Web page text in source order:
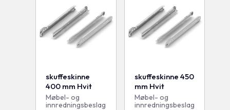
skuffeskinne
400 mm Hvit
Møbel- og
innredningsbeslag
skuffeskinne 450
mm Hvit
Møbel- og
innredningsbeslag